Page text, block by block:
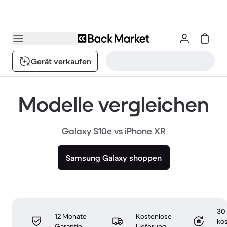
Gerät verkaufen
Modelle vergleichen
Galaxy S10e vs iPhone XR
Samsung Galaxy shoppen
12 Monate
Kostenlose
30